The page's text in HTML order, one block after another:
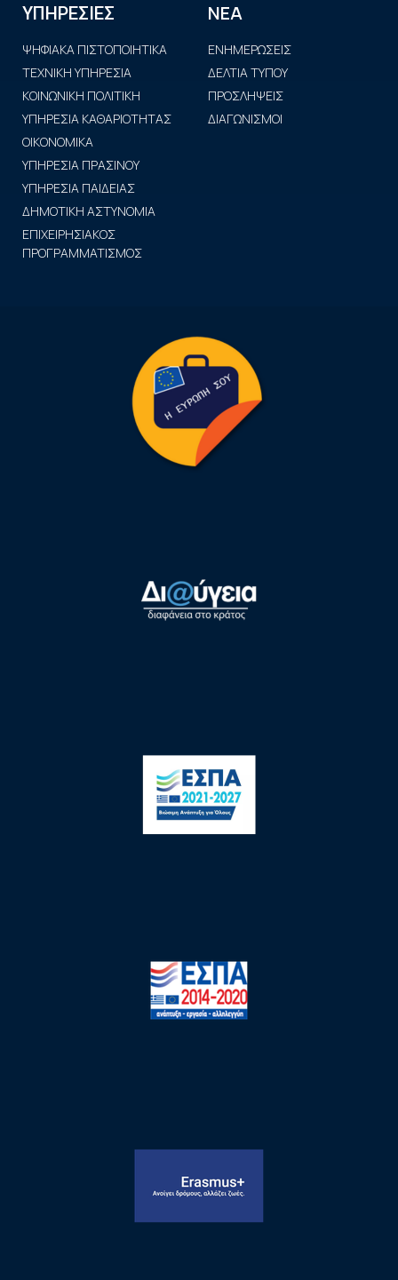
ΥΠΗΡΕΣΙΕΣ
ΨΗΦΙΑΚΑ ΠΙΣΤΟΠΟΙΗΤΙΚΑ
ΤΕΧΝΙΚΗ ΥΠΗΡΕΣΙΑ
ΚΟΙΝΩΝΙΚΗ ΠΟΛΙΤΙΚΗ
ΥΠΗΡΕΣΙΑ ΚΑΘΑΡΙΟΤΗΤΑΣ
ΟΙΚΟΝΟΜΙΚΑ
ΥΠΗΡΕΣΙΑ ΠΡΑΣΙΝΟΥ
ΥΠΗΡΕΣΙΑ ΠΑΙΔΕΙΑΣ
ΔΗΜΟΤΙΚΗ ΑΣΤΥΝΟΜΙΑ
ΕΠΙΧΕΙΡΗΣΙΑΚΟΣ
ΠΡΟΓΡΑΜΜΑΤΙΣΜΟΣ
ΝΕΑ
ΕΝΗΜΕΡΩΣΕΙΣ
ΔΕΛΤΙΑ ΤΥΠΟΥ
ΠΡΟΣΛΗΨΕΙΣ
ΔΙΑΓΩΝΙΣΜΟΙ